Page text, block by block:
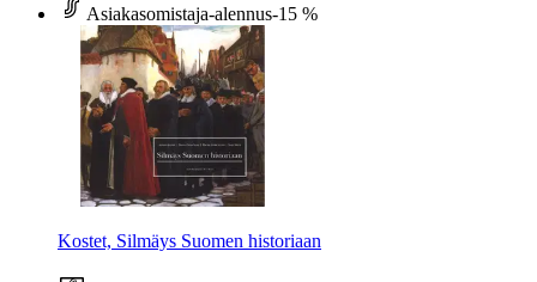
Asiakasomistaja-alennus-15 %
Kostet, Silmäys Suomen historiaan